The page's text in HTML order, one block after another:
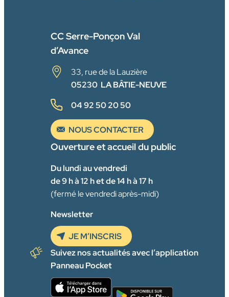
CC Serre-Ponçon Val
d’Avance
33, rue de la Lauzière
05230 LA BÂTIE-NEUVE
04 92 50 20 50
NOUS CONTACTER
Ouverture et accueil du public
Du lundi au vendredi
de 9 h à 12 h et de 14 h à 17 h
(fermé le vendredi après-midi)
Newsletter
JE M’INSCRIS
Suivez nos actualités avec l’application
Panneau Pocket